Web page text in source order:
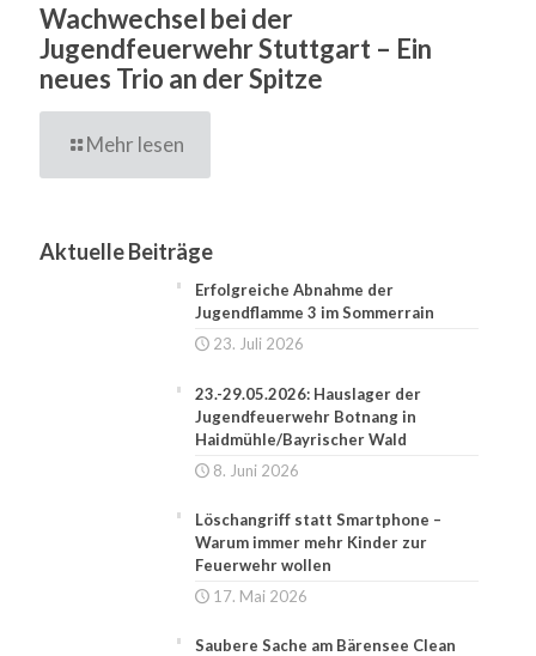
Wachwechsel bei der
Jugendfeuerwehr Stuttgart – Ein
neues Trio an der Spitze
Mehr lesen
Aktuelle Beiträge
Erfolgreiche Abnahme der
Jugendflamme 3 im Sommerrain
23. Juli 2026
23.-29.05.2026: Hauslager der
Jugendfeuerwehr Botnang in
Haidmühle/Bayrischer Wald
8. Juni 2026
Löschangriff statt Smartphone –
Warum immer mehr Kinder zur
Feuerwehr wollen
17. Mai 2026
Saubere Sache am Bärensee Clean